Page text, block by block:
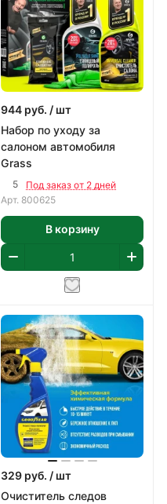
944 руб. / шт
Набор по уходу за
салоном автомобиля
Grass
5
Под заказ от 2 дней
Арт. 800625
В корзину
329 руб. / шт
Очиститель следов